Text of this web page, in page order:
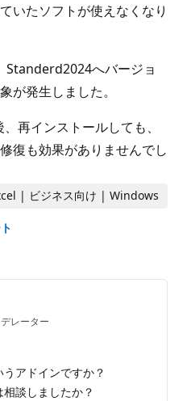
いたソフトが使えなくなり
へバージョ
が発生しました。
再インストールしても、
復も効果がありませんでし
| ビジネス向け | Windows
レーター
アドインですか？
談しましたか？